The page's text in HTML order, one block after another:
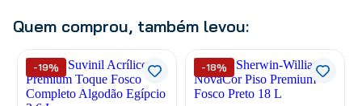
Quem comprou, também levou:
-19% -18%